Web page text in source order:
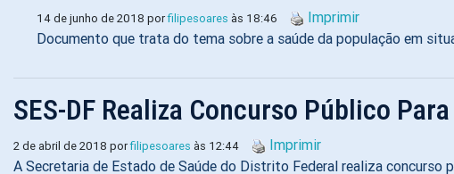
14 de junho de 2018 porfilipesoares às 18:46
Imprimir
Documento que trata do tema sobre a saúde da população em
SES-DF Realiza Concurso Público
2 de abril de 2018 porfilipesoares às 12:44
Imprimir
A Secretaria de Estado de Saúde do Distrito Federal realiza concurso